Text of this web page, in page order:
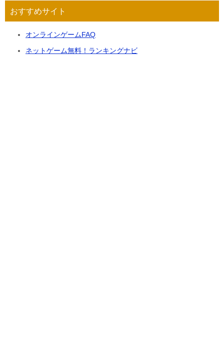
おすすめサイト
オンラインゲームFAQ
ネットゲーム無料！ランキングナビ